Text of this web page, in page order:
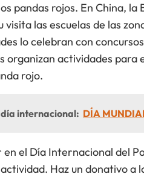
pandas rojos. En China, la
las escuelas de las
lo celebran con
organizan actividades para
rojo.
internacional: DÍA
el Día Internacional del
Haz un donativo a